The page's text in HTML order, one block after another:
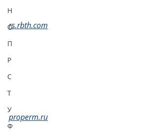
Н
О
П
Р
С
Т
У
Ф
rs.rbth.com
properm.ru